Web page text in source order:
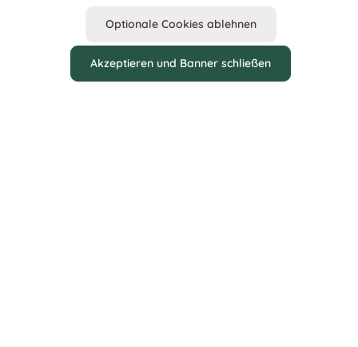
Optionale Cookies ablehnen
Akzeptieren und Banner schließen